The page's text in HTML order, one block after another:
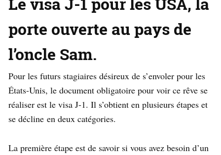
porte ouverte au pays de
l’oncle Sam.
Pour les futurs stagiaires désireux de s’envoler pour les
États-Unis, le document obligatoire pour voir ce rêve se
réaliser est le visa J-1. Il s’obtient en plusieurs étapes et
se décline en deux catégories.
La première étape est de savoir si vous avez besoin d’un